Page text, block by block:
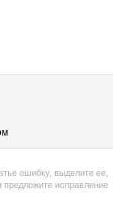
ошибку, выделите ее,
предложите исправление